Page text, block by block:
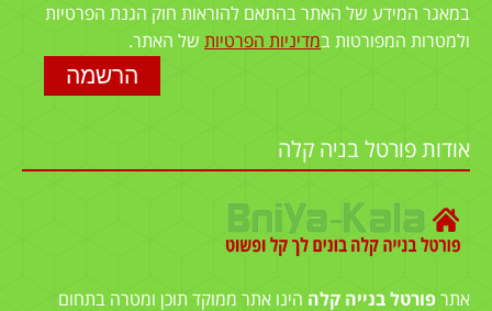
במאגר המידע של האתר בהתאם להוראות חוק הגנת הפרטיות
ולמטרות המפורטות במדיניות הפרטיות של האתר.
אודות פורטל בניה קלה
אתר פורטל בנייה קלה הינו אתר ממוקד תוכן ומטרה בתחום